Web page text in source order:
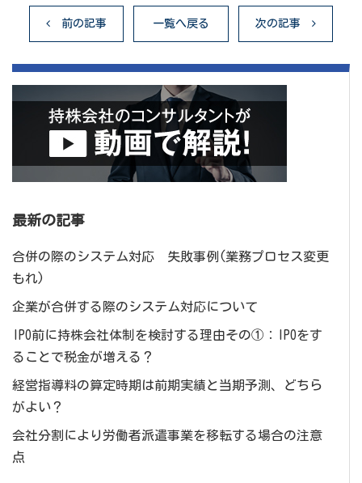
前の記事 一覧へ戻る 次の記事
最新の記事
合併の際のシステム対応 失敗事例(業務プロセス変更
もれ)
企業が合併する際のシステム対応について
IPO前に持株会社体制を検討する理由その①：IPOをす
ることで税金が増える？
経営指導料の算定時期は前期実績と当期予測、どちら
がよい？
会社分割により労働者派遣事業を移転する場合の注意
点